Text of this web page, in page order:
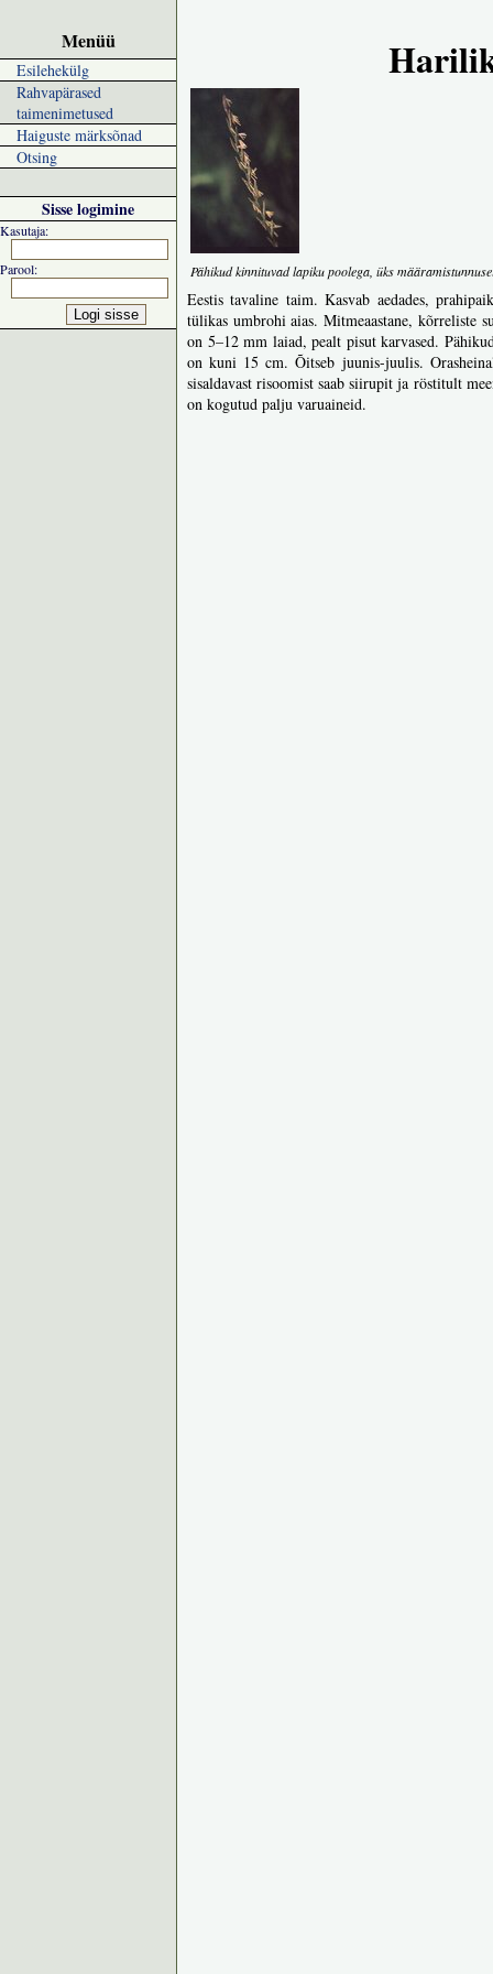
Menüü
Esilehekülg
Rahvapärased
taimenimetused
Haiguste märksõnad
Otsing
Sisse logimine
Kasutaja:
Parool: Pähikud kinnituvad lapiku poolega, üks
Eestis tavaline taim. Kasvab aedades,
tülikas umbrohi aias. Mitmeaastane, kõrreliste
on 5–12 mm laiad, pealt pisut karvased.
on kuni 15 cm. Õitseb juunis-juulis.
sisaldavast risoomist saab siirupit ja röstitult
on kogutud palju varuaineid.